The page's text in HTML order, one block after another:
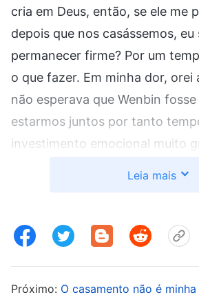
cria em Deus, então, se ele me
depois que nos casássemos,
permanecer firme? Por um
o que fazer. Em minha dor, orei
não esperava que Wenbin
estarmos juntos por tanto
investimento emocional muito
então? Deus, sou muito
palavras de Deus sobre como
Leia mais
Próximo: O casamento não é